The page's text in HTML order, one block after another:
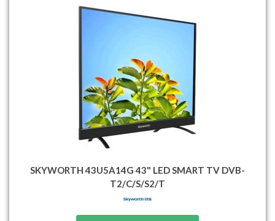
SKYWORTH 43U5A14G 43" LED SMART TV DVB-
T2/C/S/S2/T